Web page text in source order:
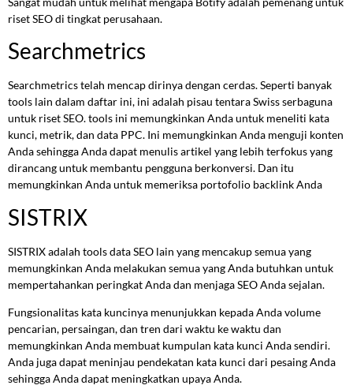
riset SEO di tingkat perusahaan.
Searchmetrics
Searchmetrics telah mencap dirinya dengan cerdas. Seperti banyak
tools lain dalam daftar ini, ini adalah pisau tentara Swiss serbaguna
untuk riset SEO. tools ini memungkinkan Anda untuk meneliti kata
kunci, metrik, dan data PPC. Ini memungkinkan Anda menguji konten
Anda sehingga Anda dapat menulis artikel yang lebih terfokus yang
dirancang untuk membantu pengguna berkonversi. Dan itu
memungkinkan Anda untuk memeriksa portofolio backlink Anda
SISTRIX
SISTRIX adalah tools data SEO lain yang mencakup semua yang
memungkinkan Anda melakukan semua yang Anda butuhkan untuk
mempertahankan peringkat Anda dan menjaga SEO Anda sejalan.
Fungsionalitas kata kuncinya menunjukkan kepada Anda volume
pencarian, persaingan, dan tren dari waktu ke waktu dan
memungkinkan Anda membuat kumpulan kata kunci Anda sendiri.
Anda juga dapat meninjau pendekatan kata kunci dari pesaing Anda
sehingga Anda dapat meningkatkan upaya Anda.